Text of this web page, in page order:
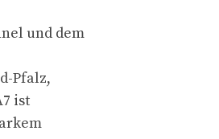
und dem
Pfalz,
ist